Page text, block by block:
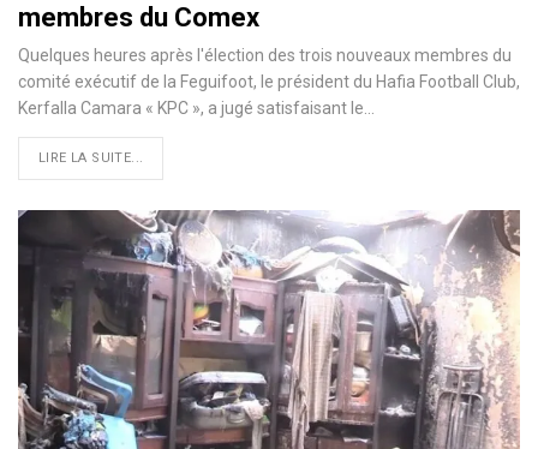
membres du Comex
Quelques heures après l'élection des trois nouveaux membres du
comité exécutif de la Feguifoot, le président du Hafia Football Club,
Kerfalla Camara « KPC », a jugé satisfaisant le…
LIRE LA SUITE...